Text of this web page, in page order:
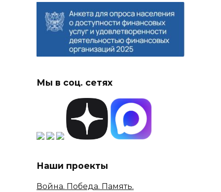
Мы в соц. сетях
Наши проекты
Война. Победа. Память.